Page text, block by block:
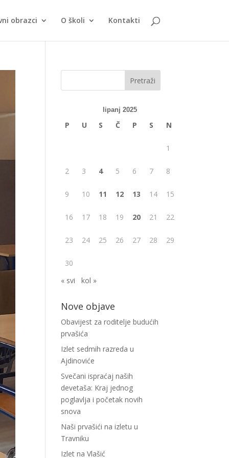
obrazci O školi Kontakti
lipanj 2025
P U S Č P S N
1
2 3 4 5 6 7 8
9 10 11 12 13 14 15
16 17 18 19 20 21 22
23 24 25 26 27 28 29
30
« svi
kol »
Nove objave
Obavijest za roditelje budućih
prvašića
Izlet sedmih razreda u
Ajdinoviće
Svečani ispraćaj naših
devetaša: Kraj jednog
poglavlja i početak novih
snova
Naši prvašići na izletu u
Travniku
Izlet na Vlašić